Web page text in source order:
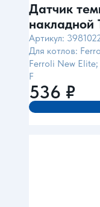
Датчик
накладной
Ferroli)
Артикул:
Для котлов:
Ferroli New
F
536 ₽